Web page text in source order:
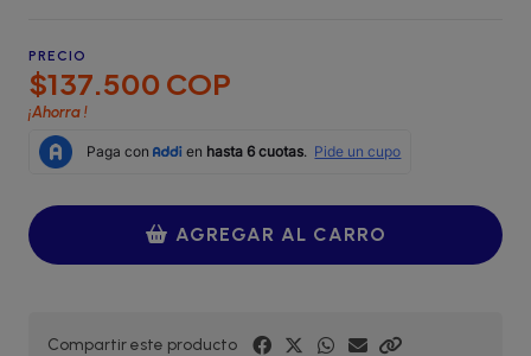
PRECIO
$137.500 COP
¡Ahorra!
AGREGAR AL CARRO
Compartir este producto